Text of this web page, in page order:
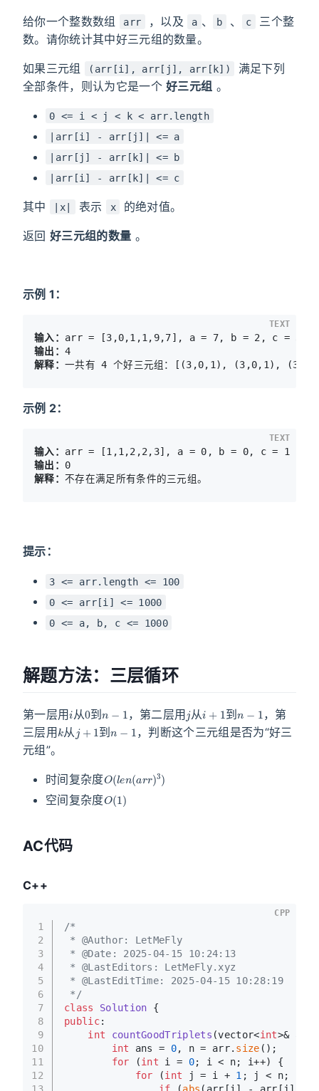
给你一个整数数组 arr ，以及 a 、 b 、 c
三个整
数。请你统计其中好三元组的数量。
如果三元组 (arr[i], arr[j], arr[k])
满足下列
全部条件，则认为它是一个好三元组 。
0 <= i < j < k < arr.length
|arr[i] - arr[j]| <= a
|arr[j] - arr[k]| <= b
|arr[i] - arr[k]| <= c
其中 |x| 表示 x 的绝对值。
返回 好三元组的数量 。
示例 1：
输入：
输出：
解释：
TEXT
示例 2：
输入：
输出：
解释：
TEXT
提示：
3 <= arr.length <= 100
0 <= arr[i] <= 1000
0 <= a, b, c <= 1000
解题方法：三层循环
第一层用 从 到 ，第二层用 从 到
，第
三层用
k
从
j+1
到
n−1
，判断这个三元组是否为“好三
元组”。
时间复杂度
空间复杂度
O (1)
AC代码
C++
1
2
3
4
5
6
7
8
9
10
11
12
13
/*
* @Author: LetMeFly
* @Date: 2025-04-15 10:24:13
* @LastEditors: LetMeFly.xyz
* @LastEditTime: 2025-04-15 10:28:19
*/
class
Solution {
public:
int
countGoodTriplets (vector<int>&
int ans = 0, n = arr. size ();
for (int i = 0; i < n; i++) {
for (int j = i + 1 ; j < n;
if (abs (arr[i] - arr[j]) >
CPP